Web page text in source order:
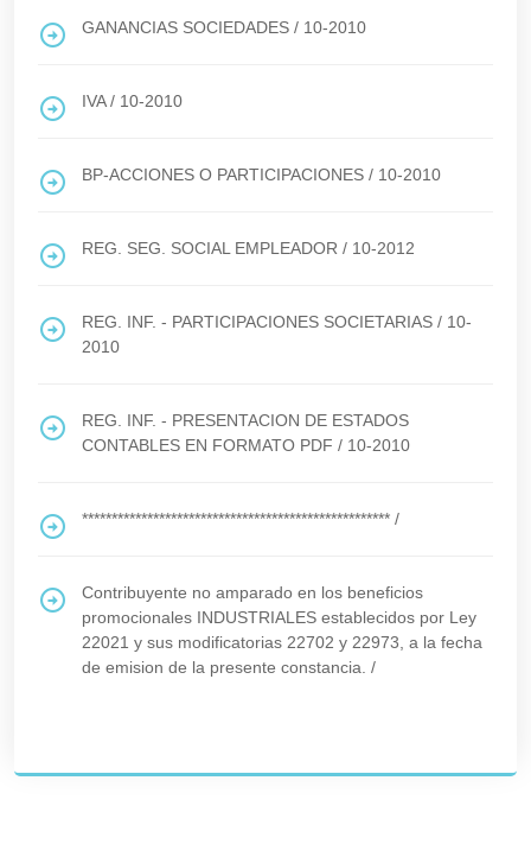
GANANCIAS SOCIEDADES / 10-2010
IVA/ 10-2010
BP-ACCIONES O PARTICIPACIONES / 10-2010
REG. SEG. SOCIAL EMPLEADOR / 10-2012
REG. INF. - PARTICIPACIONES SOCIETARIAS / 10-
2010
REG. INF. - PRESENTACION DE ESTADOS
CONTABLES EN FORMATO PDF / 10-2010
**************************************************** /
Contribuyente no amparado en los beneficios
promocionales INDUSTRIALES establecidos por Ley
22021 y sus modificatorias 22702 y 22973, a la fecha
de emision de la presente constancia. /